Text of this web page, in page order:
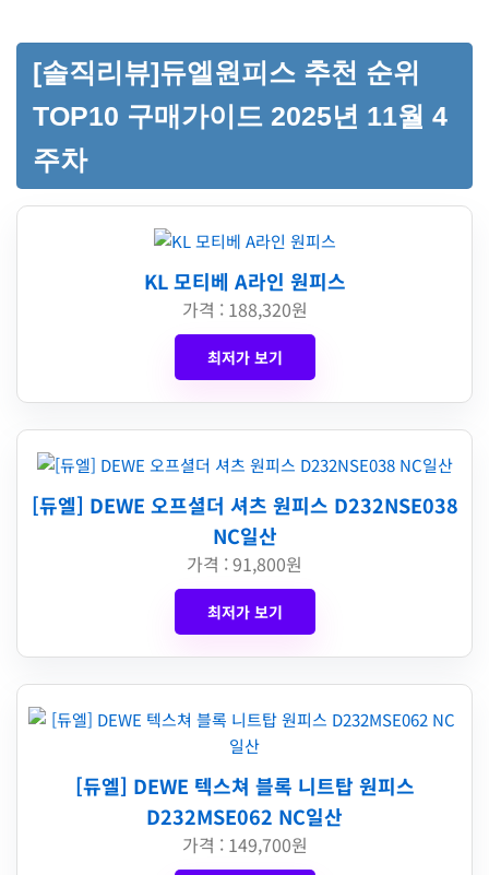
[솔직리뷰]듀엘원피스 추천 순위
TOP10 구매가이드 2025년 11월 4
주차
KL 모티베 A라인 원피스
가격 : 188,320원
최저가 보기
[듀엘] DEWE 오프셜더 셔츠 원피스 D232NSE038
NC일산
가격 : 91,800원
최저가 보기
[듀엘] DEWE 텍스쳐 블록 니트탑 원피스
D232MSE062 NC일산
가격 : 149,700원